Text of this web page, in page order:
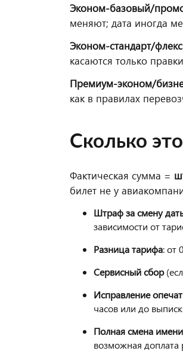
Эконом-базовый/
меняют; дата иногда
Эконом-стандарт/
касаются только
Премиум-эконом/
как в правилах
Сколько
Фактическая сумма =
билет не у
Штраф за смену
зависимости от
Разница тарифа: от
Сервисный сбор
Исправление
часов или до
Полная смена
возможная доплата